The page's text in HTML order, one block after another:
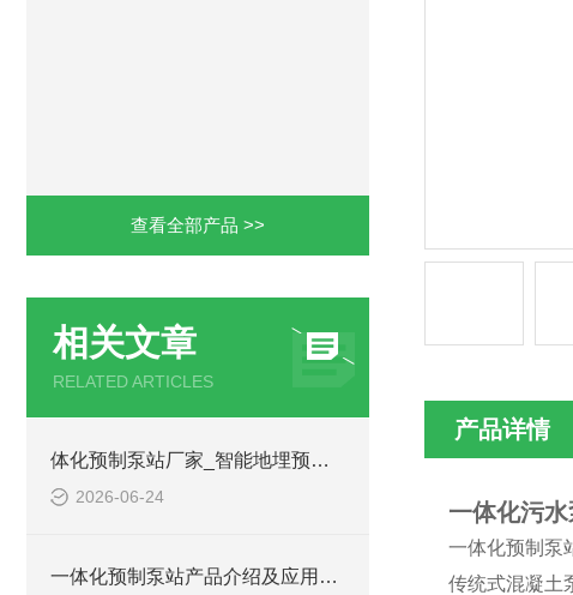
查看全部产品 >>
相关文章
RELATED ARTICLES
体化预制泵站厂家_智能地埋预制泵站-凌科环保
2026-06-24
一体化预制泵站产品介绍及应用范围
产品详情
一体化污
一体化预制泵
传统式混凝土